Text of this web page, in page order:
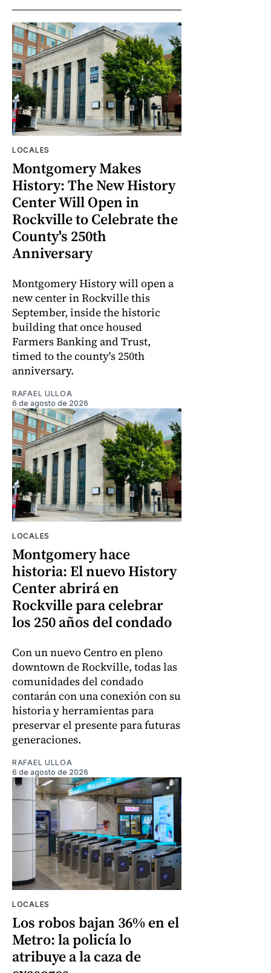
LOCALES
Montgomery Makes
History: The New History
Center Will Open in
Rockville to Celebrate the
County's 250th
Anniversary
Montgomery History will open a
new center in Rockville this
September, inside the historic
building that once housed
Farmers Banking and Trust,
timed to the county's 250th
anniversary.
RAFAEL ULLOA
6 de agosto de 2026
LOCALES
Montgomery hace
historia: El nuevo History
Center abrirá en
Rockville para celebrar
los 250 años del condado
Con un nuevo Centro en pleno
downtown de Rockville, todas las
comunidades del condado
contarán con una conexión con su
historia y herramientas para
preservar el presente para futuras
generaciones.
RAFAEL ULLOA
6 de agosto de 2026
LOCALES
Los robos bajan 36% en el
Metro: la policía lo
atribuye a la caza de